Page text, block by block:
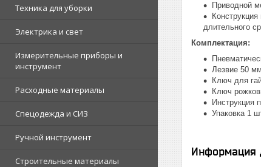
Техника для уборки
Электрика и свет
Измерительные приборы и
инструмент
Расходные материалы
Спецодежда и СИЗ
Ручной инструмент
Строительные материалы
Приводной
длительного
Комплектация:
Лезвие 50
Ключ для
Ключ
Инструкция
Упаковка 1
Информация